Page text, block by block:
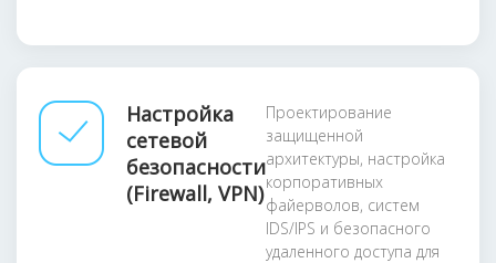
Настройка
сетевой
безопасности
(Firewall, VPN)
Проектирование
защищенной
архитектуры, настройка
корпоративных
файерволов, систем
IDS/IPS и безопасного
удаленного доступа для